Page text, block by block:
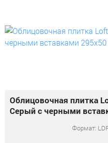
Облицовочная плитка
Серый с черными
Формат: